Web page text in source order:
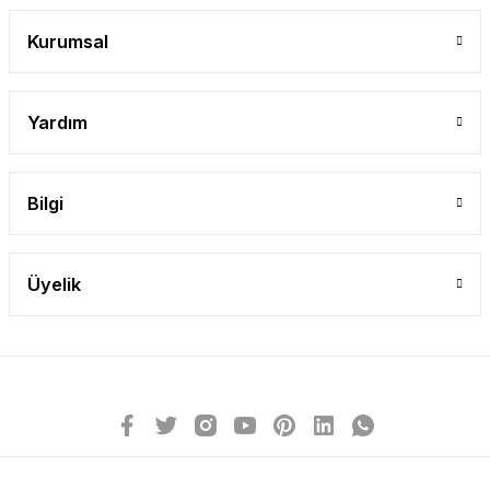
Kurumsal
Yardım
Bilgi
Üyelik